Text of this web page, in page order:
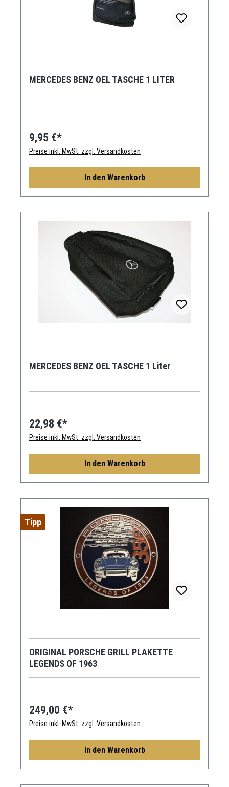
MERCEDES BENZ OEL TASCHE 1 LITER
9,95 €*
Preise inkl. MwSt. zzgl. Versandkosten
In den Warenkorb
MERCEDES BENZ OEL TASCHE 1 Liter
22,98 €*
Preise inkl. MwSt. zzgl. Versandkosten
In den Warenkorb
Tipp
ORIGINAL PORSCHE GRILL PLAKETTE
LEGENDS OF 1963
249,00 €*
Preise inkl. MwSt. zzgl. Versandkosten
In den Warenkorb